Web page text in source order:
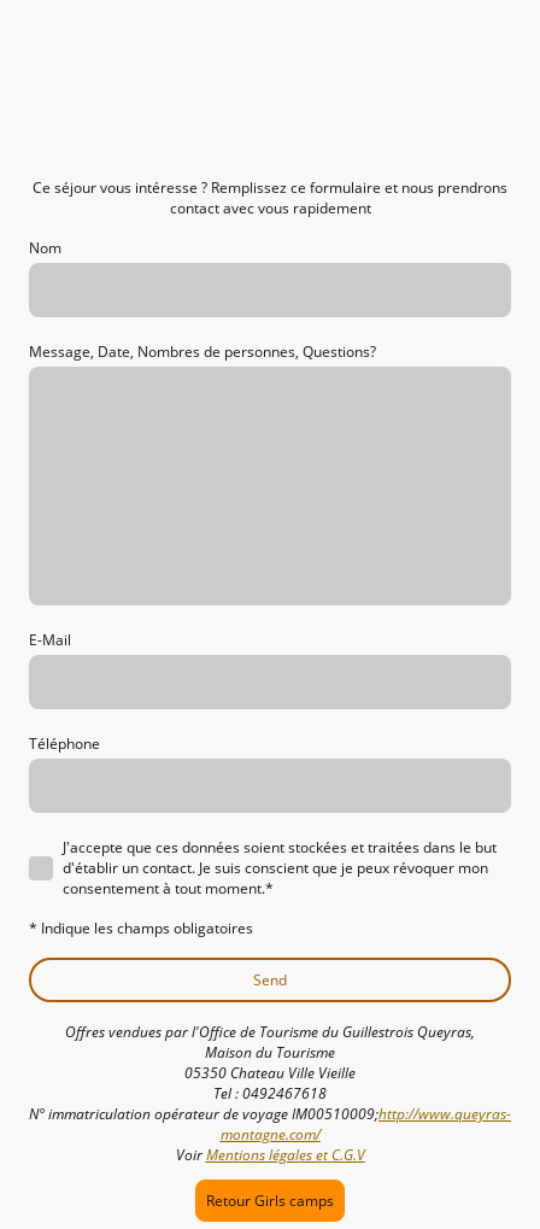
Ce séjour vous intéresse ? Remplissez ce formulaire et nous prendrons
contact avec vous rapidement
Nom
Message, Date, Nombres de personnes, Questions?
E-Mail
Téléphone
J'accepte que ces données soient stockées et traitées dans le but
d'établir un contact. Je suis conscient que je peux révoquer mon
consentement à tout moment.*
* Indique les champs obligatoires
Send
Offres vendues par l'Office de Tourisme du Guillestrois Queyras,
Maison du Tourisme
05350 Chateau Ville Vieille
Tel : 0492467618
N° immatriculation opérateur de voyage IM00510009;http://www.queyras-
montagne.com/
VoirMentions légales et C.G.V
Retour Girls camps